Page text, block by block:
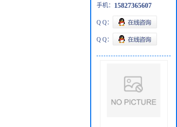
手机： 15827365607
Q Q：
Q Q：